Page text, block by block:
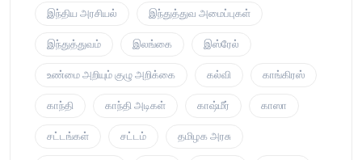
இந்திய அரசியல் இந்துத்துவ அமைப்புகள்
இந்துத்துவம் இலங்கை இஸ்ரேல்
உண்மை அறியும் குழு அறிக்கை கல்வி காங்கிரஸ்
காந்தி காந்தி அடிகள் காஷ்மீர் காஸா
சட்டங்கள் சட்டம் தமிழக அரசு